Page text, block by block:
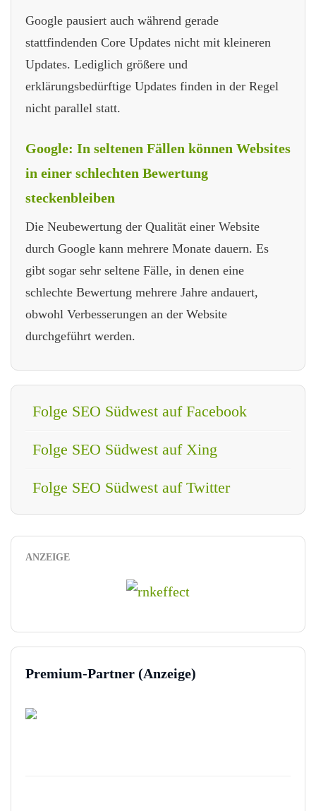
Google pausiert auch während gerade
stattfindenden Core Updates nicht mit kleineren
Updates. Lediglich größere und
erklärungsbedürftige Updates finden in der Regel
nicht parallel statt.
Google: In seltenen Fällen können Websites
in einer schlechten Bewertung
steckenbleiben
Die Neubewertung der Qualität einer Website
durch Google kann mehrere Monate dauern. Es
gibt sogar sehr seltene Fälle, in denen eine
schlechte Bewertung mehrere Jahre andauert,
obwohl Verbesserungen an der Website
durchgeführt werden.
Folge SEO Südwest auf Facebook
Folge SEO Südwest auf Xing
Folge SEO Südwest auf Twitter
ANZEIGE
Premium-Partner (Anzeige)